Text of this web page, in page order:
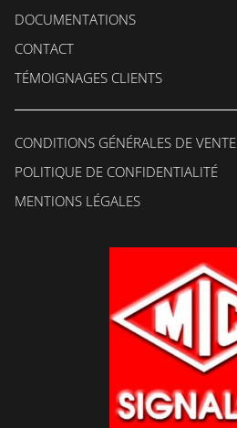
DOCUMENTATIONS
CONTACT
TÉMOIGNAGES CLIENTS
CONDITIONS GÉNÉRALES DE VENTE
POLITIQUE DE CONFIDENTIALITÉ
MENTIONS LÉGALES